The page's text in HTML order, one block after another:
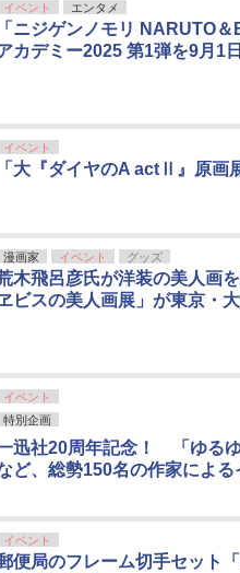
イベント エンタメ
「ニジゲンノモリ NARUTO
カデミー2025 第1弾を9月1
イベント
「大『ダイヤのA actⅡ』原画
漫画家 イベント グッズ
木飛呂彦氏が洋装の美人画
ビスの美人画展」が東京・
イベント
特別企画
迅社20周年記念！ 「ゆるゆ
ど、総勢150名の作家による
イベント
便局のフレーム切手セット